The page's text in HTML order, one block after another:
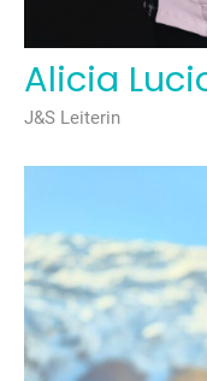
Alicia
J&S Leiterin